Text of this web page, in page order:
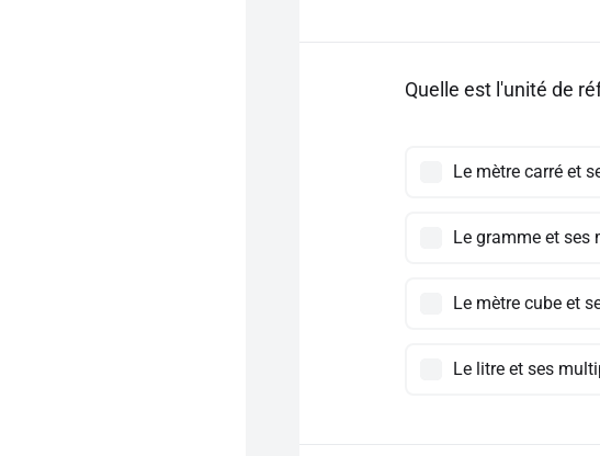
Quelle est l'unité de
Le mètre carré et
Le gramme et ses
Le mètre cube et
Le litre et ses